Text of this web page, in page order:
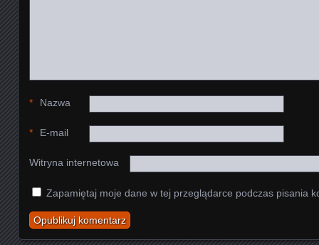
Nazwa
*
E-mail
*
Witryna internetowa
Zapamiętaj moje dane w tej przeglądarce podczas pisania